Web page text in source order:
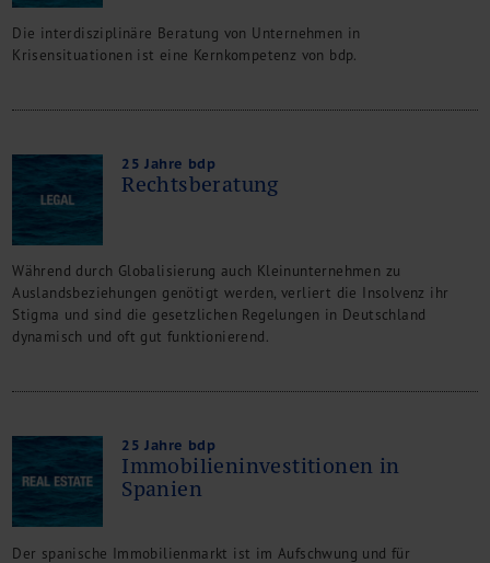
Die interdisziplinäre Beratung von Unternehmen in
Krisensituationen ist eine Kernkompetenz von bdp.
25 Jahre bdp
Rechtsberatung
Während durch Globalisierung auch Kleinunternehmen zu
Auslandsbeziehungen genötigt werden, verliert die Insolvenz ihr
Stigma und sind die gesetzlichen Regelungen in Deutschland
dynamisch und oft gut funktionierend.
25 Jahre bdp
Immobilieninvestitionen in
Spanien
Der spanische Immobilienmarkt ist im Aufschwung und für